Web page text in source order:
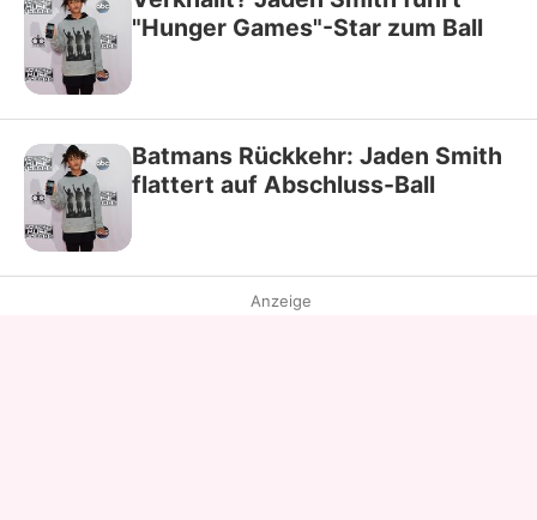
"Hunger Games"-Star zum Ball
Batmans Rückkehr: Jaden Smith
flattert auf Abschluss-Ball
Anzeige